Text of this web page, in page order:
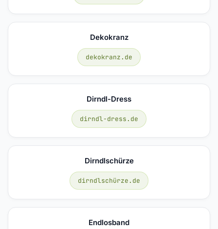
Dekokranz
dekokranz.de
Dirndl-Dress
dirndl-dress.de
Dirndlschürze
dirndlschürze.de
Endlosband